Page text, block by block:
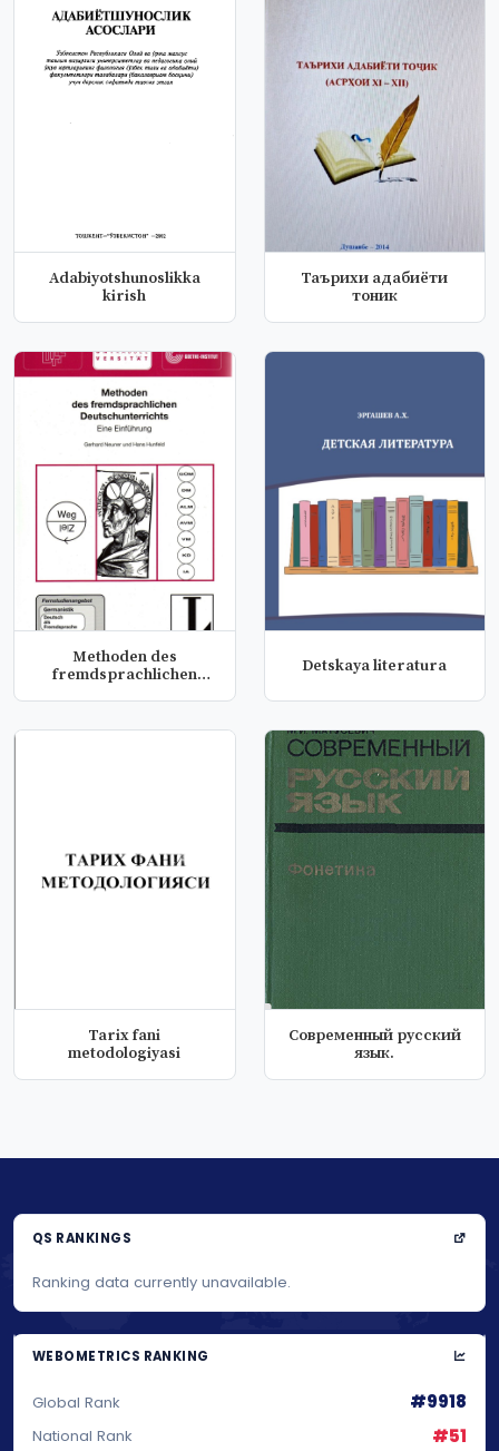
Аdabiyotshunoslikka
kirish
Таърихи адабиёти
тоник
Methoden des
fremdsprachlichen
Detskaya literatura
Tarix fani
metodologiyasi
Современный русский
язык.
QS RANKINGS
Ranking data currently unavailable.
WEBOMETRICS RANKING
Global Rank #9918
National Rank #51